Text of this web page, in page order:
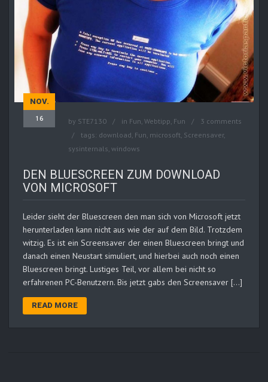
NOV.
16 by STE7130 in Fun Webtipp, Fun
3 comments
tags: download Fun microsoft Screensaver,
sysinternals windows
DEN BLUESCREEN ZUM DOWNLOAD
VON MICROSOFT
Leider sieht der Bluescreen den man sich von Microsoft jetzt
herunterladen kann nicht aus wie der auf dem Bild. Trotzdem
witzig. Es ist ein Screensaver der einen Bluescreen bringt und
danach einen Neustart simuliert, und hierbei auch noch einen
Bluescreen bringt. Lustiges Teil, vor allem bei nicht so
erfahrenen PC-Benutzern. Bis jetzt gabs den Screensaver […]
READ MORE